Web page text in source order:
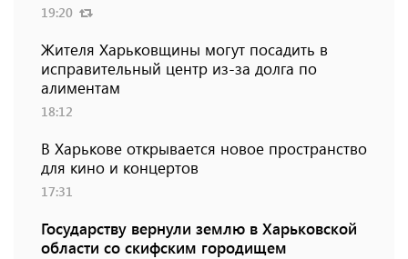
19:20
Жителя Харьковщины могут посадить в
исправительный центр из-за долга по
алиментам
18:12
В Харькове открывается новое пространство
для кино и концертов
17:31
Государству вернули землю в Харьковской
области со скифским городищем